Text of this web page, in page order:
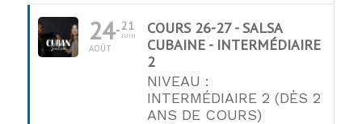
UNE QUESTION ?
24
AOÛT
21
JUIN
COURS 26-27 - SALSA
CUBAINE - INTERMÉDIAIRE
2
NIVEAU :
INTERMÉDIAIRE 2 (DÈS 2
ANS DE COURS)